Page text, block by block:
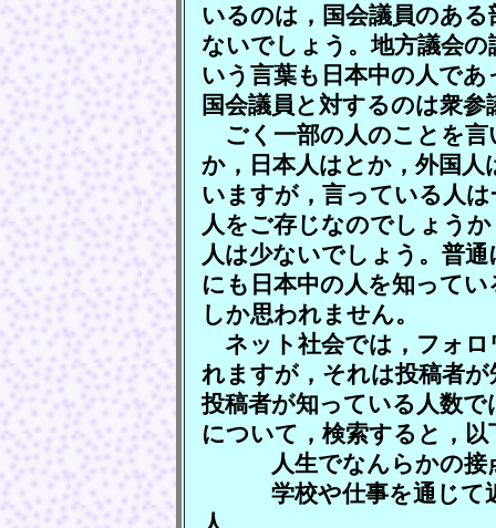
いるのは，国会議員のあ
ないでしょう。地方議会
いう言葉も日本中の人で
国会議員と対するのは衆
ごく一部の人のことを言
か，日本人はとか，外国
いますが，言っている人
人をご存じなのでしょう
人は少ないでしょう。普
にも日本中の人を知って
しか思われません。
ネット社会では，フォロ
れますが，それは投稿者
投稿者が知っている人数
について，検索すると，
人生でなんらかの接点
学校や仕事を通じて近